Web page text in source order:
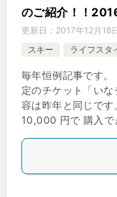
のご紹介！！
更新日： 2017年12月18
スキー
ライフスタ
毎年恒例記事です
定のチケット「い
容は昨年と同じで
10,000 円で 購入